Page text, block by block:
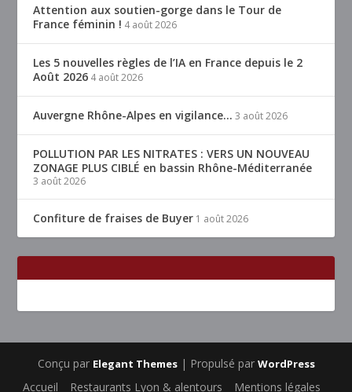
Attention aux soutien-gorge dans le Tour de
France féminin ! 4 août 2026
Les 5 nouvelles règles de l’IA en France depuis le 2
Août 2026 4 août 2026
Auvergne Rhône-Alpes en vigilance… 3 août 2026
POLLUTION PAR LES NITRATES : VERS UN NOUVEAU
ZONAGE PLUS CIBLÉ en bassin Rhône-Méditerranée
3 août 2026
Confiture de fraises de Buyer 1 août 2026
Conçu par Elegant Themes| Propulsé par WordPress
Accueil Restaurants Lyon & alentours
Mentions légales